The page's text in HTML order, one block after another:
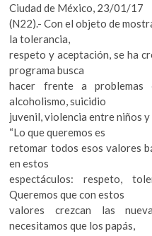
Ciudad de México, 23/01/17
(N22).- Con el objeto de
la tolerancia,
respeto y aceptación, se ha
programa busca
hacer frente a problemas
alcoholismo, suicidio
juvenil, violencia entre niños
“Lo que queremos es
retomar todos esos valores
en estos
espectáculos: respeto,
Queremos que con estos
valores crezcan las
necesitamos que los papás,